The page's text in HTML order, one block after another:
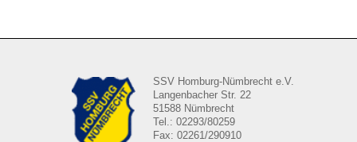
SSV Homburg-Nümbrecht e.V.
Langenbacher Str. 22
51588 Nümbrecht
Tel.: 02293/80259
Fax: 02261/290910